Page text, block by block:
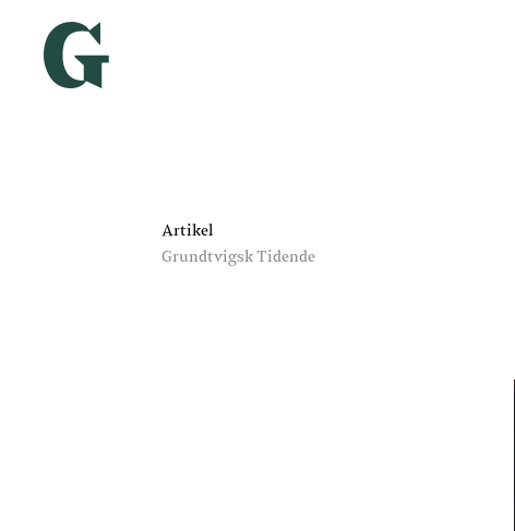
Artikel
Grundtvigsk Tidende